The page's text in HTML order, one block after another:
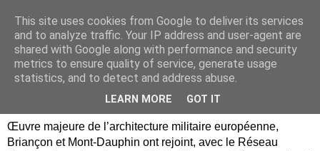
Briançon, Mont-Dauphin,
Vauban Unesco Hautes-
Œuvre majeure de l’architecture militaire européenne,
Briançon et Mont-Dauphin ont rejoint, avec le Réseau
This site uses cookies from Google to deliver its services
and to analyze traffic. Your IP address and user-agent are
shared with Google along with performance and security
metrics to ensure quality of service, generate usage
statistics, and to detect and address abuse.
LEARN MORE GOT IT